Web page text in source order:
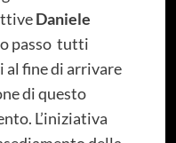
Daniele
passo tutti
fine di arrivare
di questo
L’iniziativa